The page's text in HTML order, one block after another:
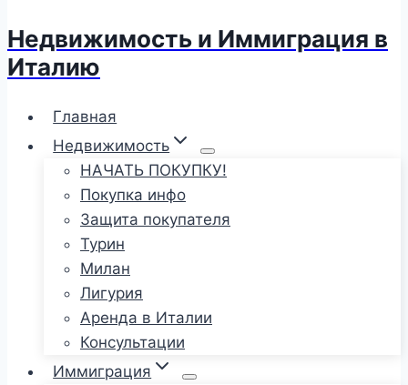
Недвижимость и Иммиграция в
Италию
Главная
Недвижимость
НАЧАТЬ ПОКУПКУ!
Покупка инфо
Защита покупателя
Турин
Милан
Лигурия
Аренда в Италии
Консультации
Иммиграция